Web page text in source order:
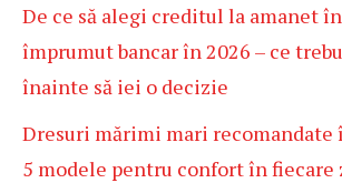
De ce să alegi creditul la amanet
împrumut bancar în 2026 – ce
înainte să iei o decizie
Dresuri mărimi mari recomandate
5 modele pentru confort în fiecare